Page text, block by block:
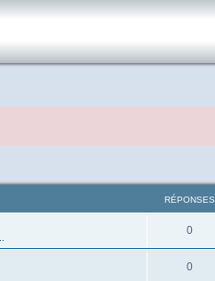
RÉPONSES
0
0